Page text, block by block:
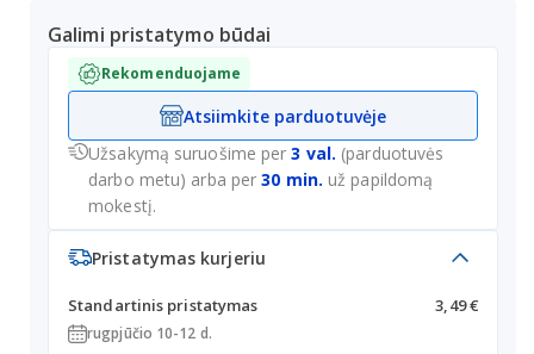
Galimi pristatymo būdai
Rekomenduojame
Atsiimkite parduotuvėje
Užsakymą suruošime per3 val. (parduotuvės
darbo metu) arba per30 min. už papildomą
mokestį.
Pristatymas kurjeriu
Standartinis pristatymas 3,49 €
rugpjūčio 10-12 d.